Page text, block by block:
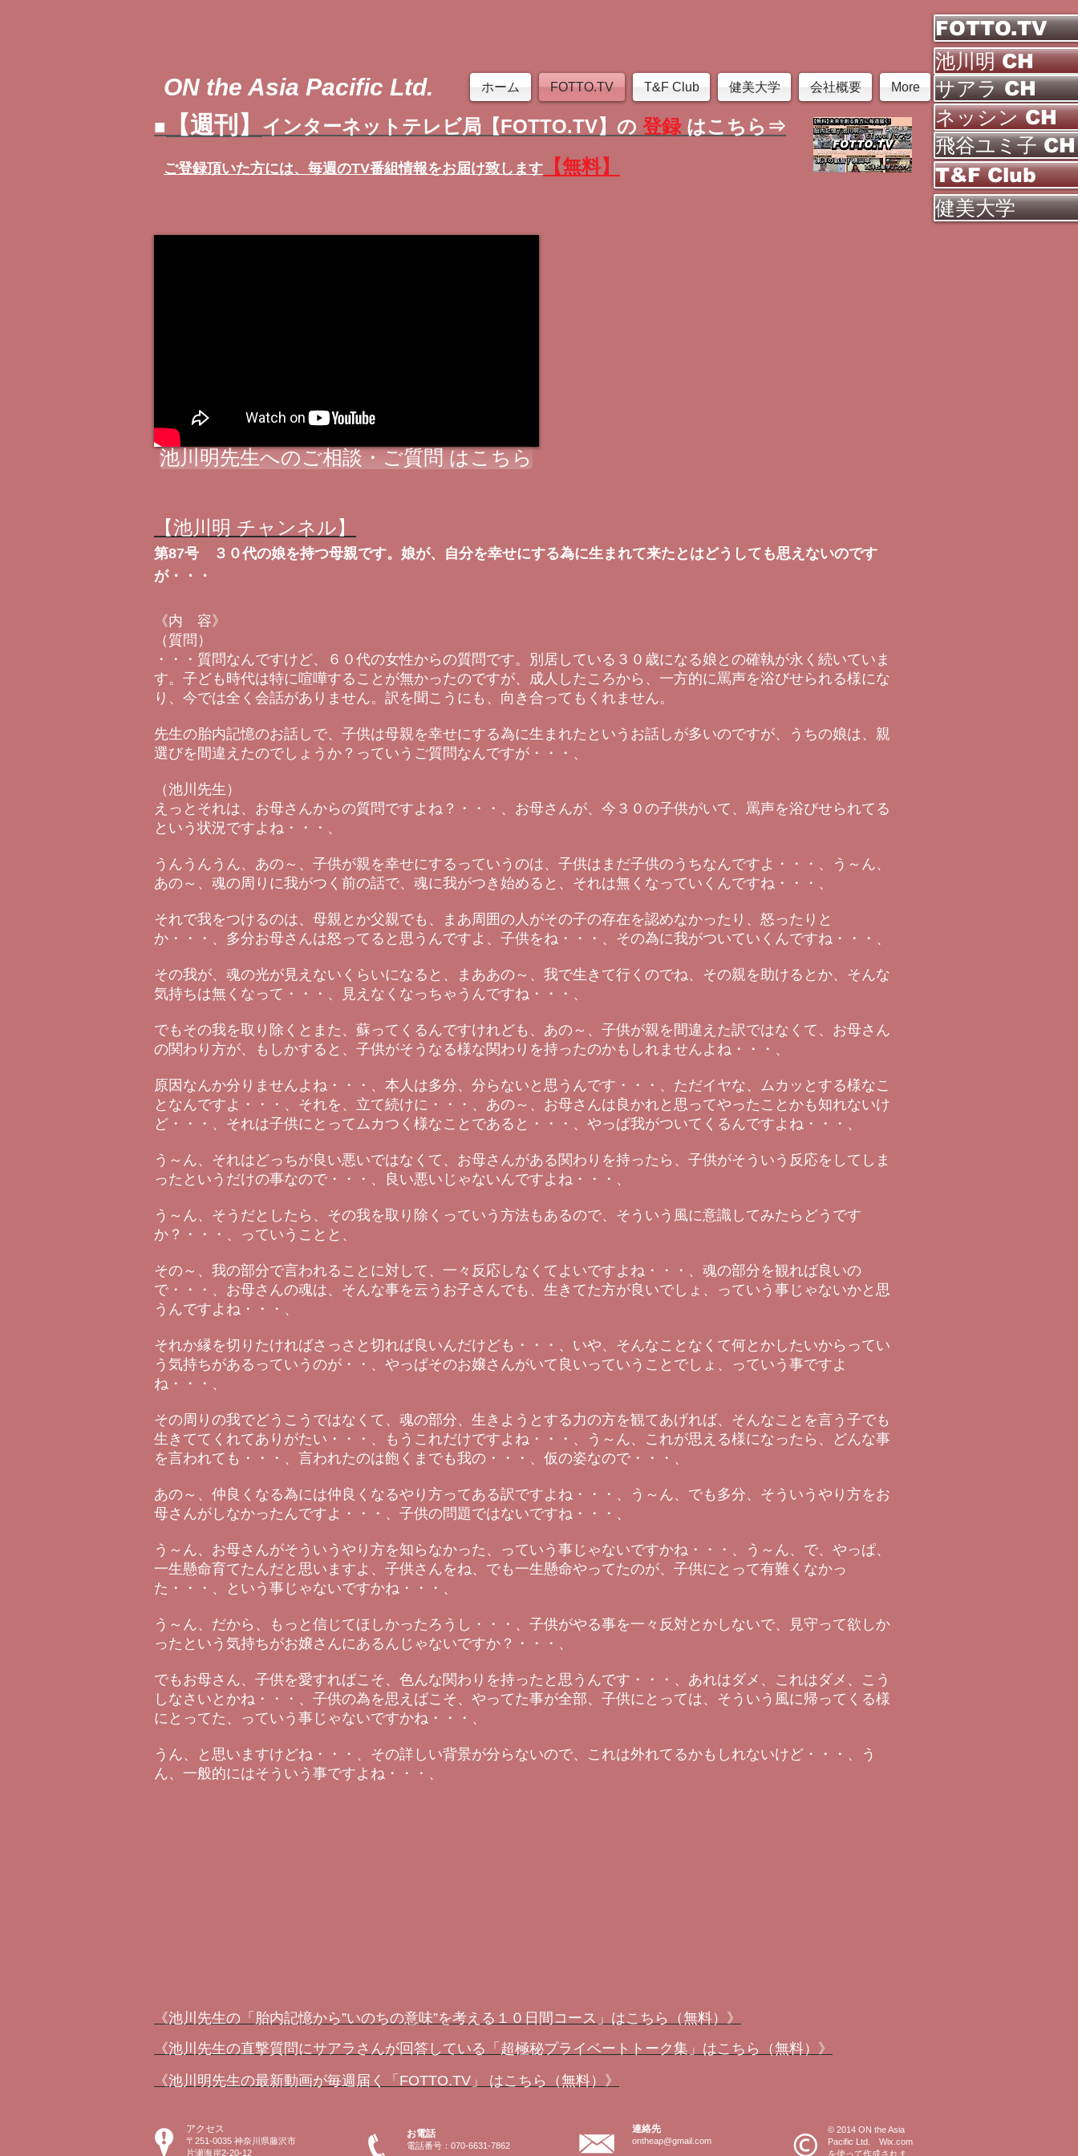
FOTTO.TV
池川明 CH
ON the Asia Pacific Ltd. ホーム FOTTO.TV T&F Club 健美大学 会社概要 More
■ 【週刊】 インターネットテレビ局【FOTTO.TV】の 登録 はこちら⇒
ご登録頂いた方には、 毎週のTV番組情報をお届け致します 【無料】
サアラ CH
ネッシン CH
飛谷ユミ子 CH
T&F Club
健美大学
池川明先生へのご相談・ご質問 はこちら
【池川明 チャンネル】
第87号 ３０代の娘を持つ母親です。娘が、自分を幸せにする為に生まれて来たとはどうしても思えないのです
が・・・
《内 容》
（質問）
・・・質問なんですけど、６０代の女性からの質問です。別居している３０歳になる娘との確執が永く続いていま
す。子ども時代は特に喧嘩することが無かったのですが、成人したころから、一方的に罵声を浴びせられる様にな
り、今では全く会話がありません。訳を聞こうにも、向き合ってもくれません。
先生の胎内記憶のお話しで、子供は母親を幸せにする為に生まれたというお話しが多いのですが、うちの娘は、親
選びを間違えたのでしょうか？っていうご質問なんですが・・・、
（池川先生）
えっとそれは、お母さんからの質問ですよね？・・・、お母さんが、今３０の子供がいて、罵声を浴びせられてる
という状況ですよね・・・、
うんうんうん、あの～、子供が親を幸せにするっていうのは、子供はまだ子供のうちなんですよ・・・、う～ん、
あの～、魂の周りに我がつく前の話で、魂に我がつき始めると、それは無くなっていくんですね・・・、
それで我をつけるのは、母親とか父親でも、まあ周囲の人がその子の存在を認めなかったり、怒ったりと
か・・・、多分お母さんは怒ってると思うんですよ、子供をね・・・、その為に我がついていくんですね・・・、
その我が、魂の光が見えないくらいになると、まああの～、我で生きて行くのでね、その親を助けるとか、そんな
気持ちは無くなって・・・、見えなくなっちゃうんですね・・・、
でもその我を取り除くとまた、蘇ってくるんですけれども、あの～、子供が親を間違えた訳ではなくて、お母さん
の関わり方が、もしかすると、子供がそうなる様な関わりを持ったのかもしれませんよね・・・、
原因なんか分りませんよね・・・、本人は多分、分らないと思うんです・・・、ただイヤな、ムカッとする様なこ
となんですよ・・・、それを、立て続けに・・・、あの～、お母さんは良かれと思ってやったことかも知れないけ
ど・・・、それは子供にとってムカつく様なことであると・・・、やっぱ我がついてくるんですよね・・・、
う～ん、それはどっちが良い悪いではなくて、お母さんがある関わりを持ったら、子供がそういう反応をしてしま
ったというだけの事なので・・・、良い悪いじゃないんですよね・・・、
う～ん、そうだとしたら、その我を取り除くっていう方法もあるので、そういう風に意識してみたらどうです
か？・・・、っていうことと、
その～、我の部分で言われることに対して、一々反応しなくてよいですよね・・・、魂の部分を観れば良いの
で・・・、お母さんの魂は、そんな事を云うお子さんでも、生きてた方が良いでしょ、っていう事じゃないかと思
うんですよね・・・、
それか縁を切りたければさっさと切れば良いんだけども・・・、いや、そんなことなくて何とかしたいからってい
う気持ちがあるっていうのが・・、やっぱそのお嬢さんがいて良いっていうことでしょ、っていう事ですよ
ね・・・、
その周りの我でどうこうではなくて、魂の部分、生きようとする力の方を観てあげれば、そんなことを言う子でも
生きててくれてありがたい・・・、もうこれだけですよね・・・、う～ん、これが思える様になったら、どんな事
を言われても・・・、言われたのは飽くまでも我の・・・、仮の姿なので・・・、
あの～、仲良くなる為には仲良くなるやり方ってある訳ですよね・・・、う～ん、でも多分、そういうやり方をお
母さんがしなかったんですよ・・・、子供の問題ではないですね・・・、
う～ん、お母さんがそういうやり方を知らなかった、っていう事じゃないですかね・・・、う～ん、で、やっぱ、
一生懸命育てたんだと思いますよ、子供さんをね、でも一生懸命やってたのが、子供にとって有難くなかっ
た・・・、という事じゃないですかね・・・、
う～ん、だから、もっと信じてほしかったろうし・・・、子供がやる事を一々反対とかしないで、見守って欲しか
ったという気持ちがお嬢さんにあるんじゃないですか？・・・、
でもお母さん、子供を愛すればこそ、色んな関わりを持ったと思うんです・・・、あれはダメ、これはダメ、こう
しなさいとかね・・・、子供の為を思えばこそ、やってた事が全部、子供にとっては、そういう風に帰ってくる様
にとってた、っていう事じゃないですかね・・・、
うん、と思いますけどね・・・、その詳しい背景が分らないので、これは外れてるかもしれないけど・・・、う
ん、一般的にはそういう事ですよね・・・、
《池川先生の「胎内記憶から”いのちの意味”を考える１０日間コース」はこちら（無料）》
《池川先生の直撃質問にサアラさんが回答している「超極秘プライベートトーク集」はこちら（無料）》
《池川明先生の最新動画が毎週届く「FOTTO.TV」 はこちら（無料）》
アクセス
〒251-0035 神奈川県藤沢市
片瀬海岸2-20-12
お電話
電話番号：070-6631-7862
連絡先
ontheap@gmail.com
© 2014 ON the Asia
Pacific Ltd. Wix.com
を使って作成されま